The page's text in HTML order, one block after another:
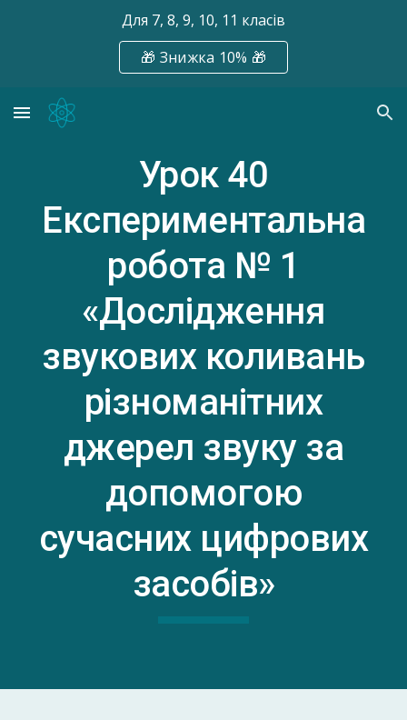
Skip to main content
Для 7, 8, 9, 10, 11 класів
🎁 Знижка 10% 🎁
Урок 40
Експериментальна
робота № 1
«Дослідження
звукових коливань
різноманітних
джерел звуку за
допомогою
сучасних цифрових
засобів»